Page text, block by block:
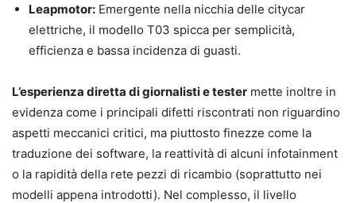
Leapmotor: Emergente nella nicchia delle citycar
elettriche, il modello T03 spicca per semplicità,
efficienza e bassa incidenza di guasti.
L’esperienza diretta di giornalisti e tester mette inoltre in
evidenza come i principali difetti riscontrati non riguardino
aspetti meccanici critici, ma piuttosto finezze come la
traduzione dei software, la reattività di alcuni infotainment
o la rapidità della rete pezzi di ricambio (soprattutto nei
modelli appena introdotti). Nel complesso, il livello